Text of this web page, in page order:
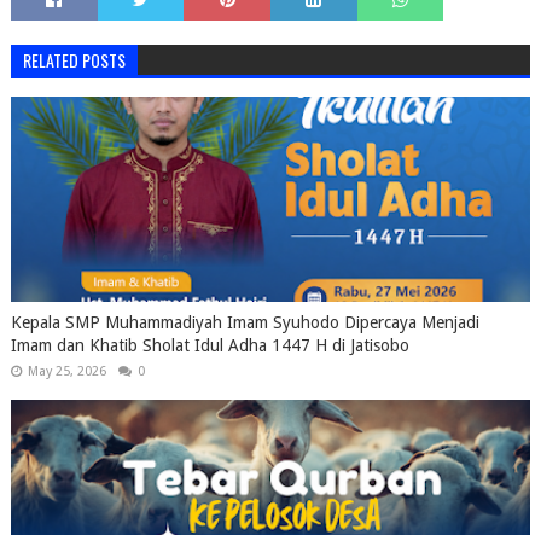
RELATED POSTS
Kepala SMP Muhammadiyah Imam Syuhodo Dipercaya Menjadi
Imam dan Khatib Sholat Idul Adha 1447 H di Jatisobo
May 25, 2026 0